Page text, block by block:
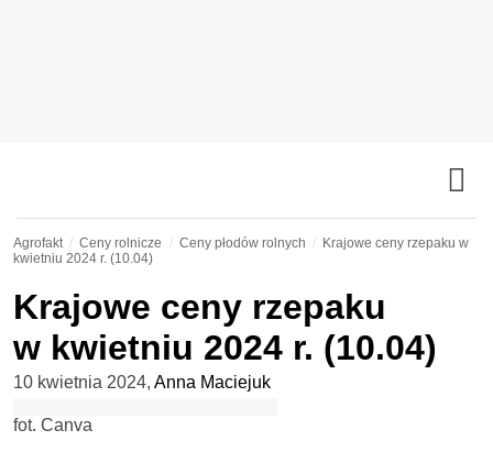
Agrofakt Ceny rolnicze Ceny płodów rolnych
Krajowe ceny rzepaku w
kwietniu 2024 r. (10.04)
Krajowe ceny rzepaku
w kwietniu 2024 r. (10.04)
10 kwietnia 2024, Anna Maciejuk
fot. Canva